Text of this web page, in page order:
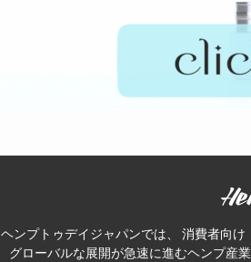
ヘンプトゥデイジャパンでは、 消費者向け
グローバルな展開が急速に進むヘンプ産